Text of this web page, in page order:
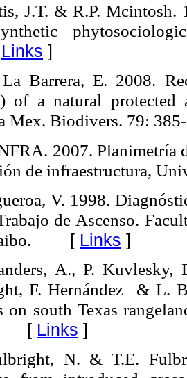
J.T. & R.P. Mcintosh.
Links ]
La Barrera, E. 2008.
of a natural
Mex. Biodivers. 79:
2007. Planimetría
de infraestructura,
V. 1998.
de Ascenso.
[ Links ]
A., P.
F. Hernández
& L.
on south Texas
Links ]
N. & T.E.